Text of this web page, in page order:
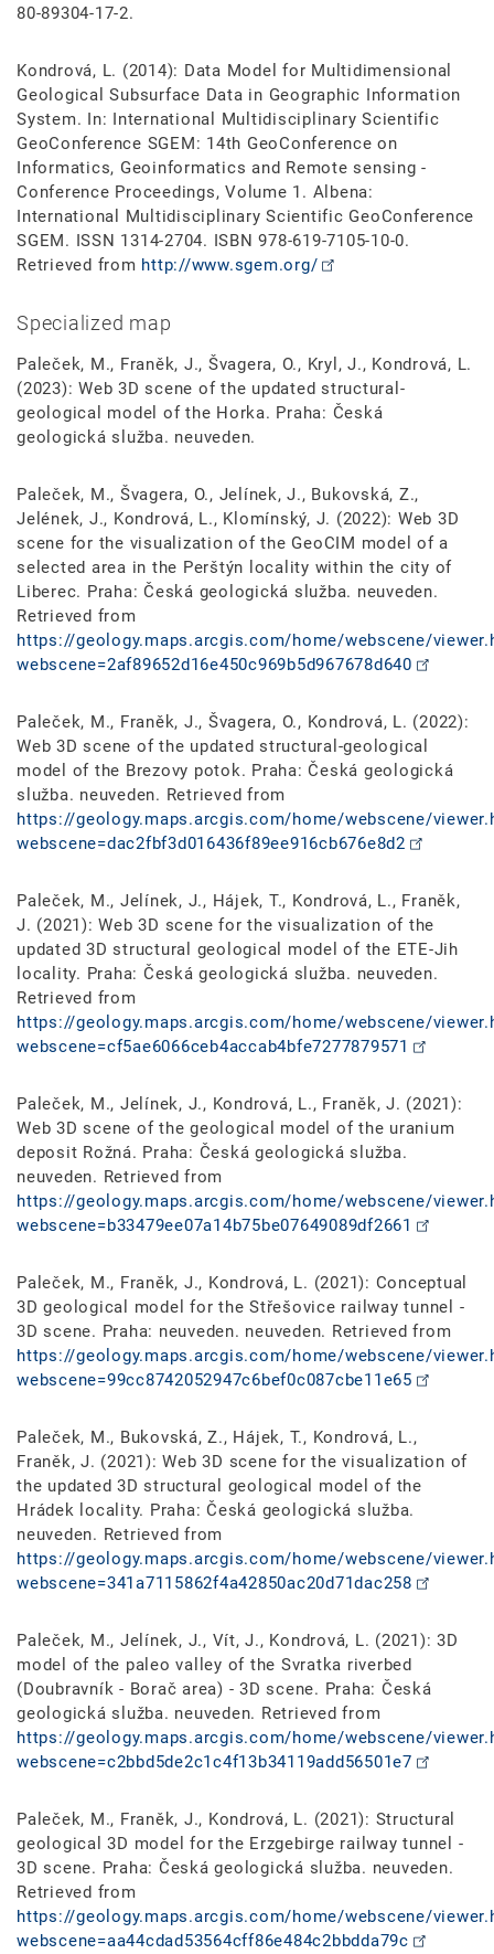
80-89304-17-2.
Kondrová, L. (2014): Data Model for Multidimensional
Geological Subsurface Data in Geographic Information
System. In: International Multidisciplinary Scientific
GeoConference SGEM: 14th GeoConference on
Informatics, Geoinformatics and Remote sensing -
Conference Proceedings, Volume 1. Albena:
International Multidisciplinary Scientific GeoConference
SGEM. ISSN 1314-2704. ISBN 978-619-7105-10-0.
Retrieved from http://www.sgem.org/
Specialized map
Paleček, M., Franěk, J., Švagera, O., Kryl, J., Kondrová, L.
(2023): Web 3D scene of the updated structural-
geological model of the Horka. Praha: Česká
geologická služba. neuveden.
Paleček, M., Švagera, O., Jelínek, J., Bukovská, Z.,
Jelének, J., Kondrová, L., Klomínský, J. (2022): Web 3D
scene for the visualization of the GeoCIM model of a
selected area in the Perštýn locality within the city of
Liberec. Praha: Česká geologická služba. neuveden.
Retrieved from
https://geology.maps.arcgis.com/home/webscene/
webscene=2af89652d16e450c969b5d967678d640
Paleček, M., Franěk, J., Švagera, O., Kondrová, L. (2022):
Web 3D scene of the updated structural-geological
model of the Brezovy potok. Praha: Česká geologická
služba. neuveden. Retrieved from
https://geology.maps.arcgis.com/home/webscene/
webscene=dac2fbf3d016436f89ee916cb676e8d2
Paleček, M., Jelínek, J., Hájek, T., Kondrová, L., Franěk,
J. (2021): Web 3D scene for the visualization of the
updated 3D structural geological model of the ETE-Jih
locality. Praha: Česká geologická služba. neuveden.
Retrieved from
https://geology.maps.arcgis.com/home/webscene/
webscene=cf5ae6066ceb4accab4bfe7277879571
Paleček, M., Jelínek, J., Kondrová, L., Franěk, J. (2021):
Web 3D scene of the geological model of the uranium
deposit Rožná. Praha: Česká geologická služba.
neuveden. Retrieved from
https://geology.maps.arcgis.com/home/webscene/
webscene=b33479ee07a14b75be07649089df2661
Paleček, M., Franěk, J., Kondrová, L. (2021): Conceptual
3D geological model for the Střešovice railway tunnel -
3D scene. Praha: neuveden. neuveden. Retrieved from
https://geology.maps.arcgis.com/home/webscene/
webscene=99cc8742052947c6bef0c087cbe11e65
Paleček, M., Bukovská, Z., Hájek, T., Kondrová, L.,
Franěk, J. (2021): Web 3D scene for the visualization of
the updated 3D structural geological model of the
Hrádek locality. Praha: Česká geologická služba.
neuveden. Retrieved from
https://geology.maps.arcgis.com/home/webscene/
webscene=341a7115862f4a42850ac20d71dac258
Paleček, M., Jelínek, J., Vít, J., Kondrová, L. (2021): 3D
model of the paleo valley of the Svratka riverbed
(Doubravník - Borač area) - 3D scene. Praha: Česká
geologická služba. neuveden. Retrieved from
https://geology.maps.arcgis.com/home/webscene/
webscene=c2bbd5de2c1c4f13b34119add56501e7
Paleček, M., Franěk, J., Kondrová, L. (2021): Structural
geological 3D model for the Erzgebirge railway tunnel -
3D scene. Praha: Česká geologická služba. neuveden.
Retrieved from
https://geology.maps.arcgis.com/home/webscene/
webscene=aa44cdad53564cff86e484c2bbdda79c